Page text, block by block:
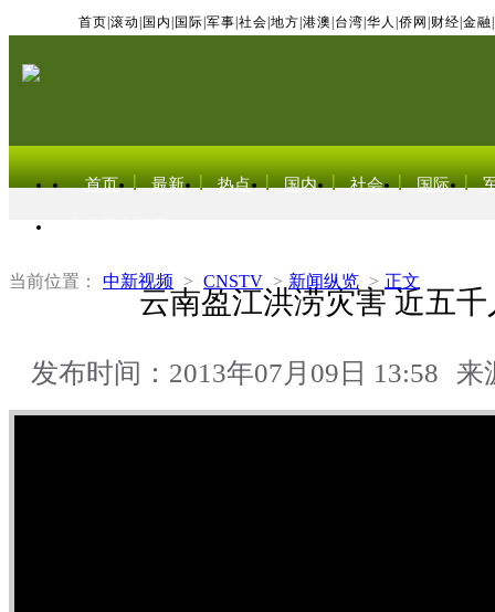
首页 滚动 国内 国际 军事 社会 地方 港澳 台湾 华人 侨网 财经 金融
首页 最新 热点 国内 社会 国际
当前位置： 中新视频 > CNSTV > 新闻纵览 > 正文
云南盈江洪涝灾害 近五
发布时间：2013年07月09日 13:58 来